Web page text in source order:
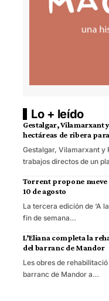
Lo + leído
Gestalgar, Vilamarxant
hectáreas de ribera
Gestalgar, Vilamarxant y
trabajos directos de un
Torrent propone nueve
10 de agosto
La tercera edición de ‘A
fin de semana…
L’Eliana completa la
del barranc de Mandor
Les obres de
barranc de Mandor a…